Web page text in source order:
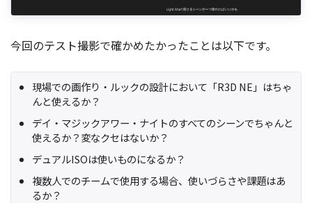
今回のテスト撮影で確かめたかったことは以下です。
現場での画作り・ルックの設計において「R3D NE」はちゃ
んと使えるか？
デイ・マジックアワー・ナイトのすべてのシーンでちゃんと
使えるか？変なクセはないか？
デュアルISOは使いものになるか？
複数人でのチームで使用する場合、使いづらさや課題はあ
るか？